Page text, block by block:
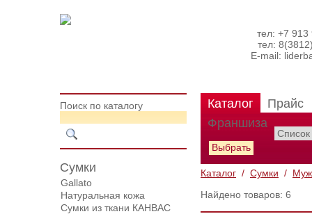
тел: +7 913
тел:
E-mail:
Поиск по каталогу
Сумки
Gallato
Натуральная кожа
Сумки из ткани КАНВАС
Каталог
Прайс
Франшиза
Каталог / Сумки /
Найдено товаров: 6